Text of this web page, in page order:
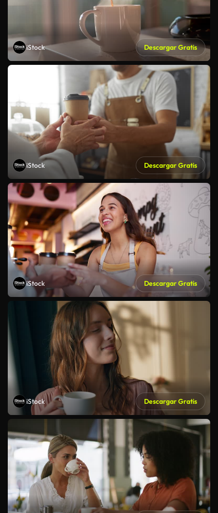
iStock Descargar Gratis
iStock Descargar Gratis
iStock Descargar Gratis
iStock Descargar Gratis